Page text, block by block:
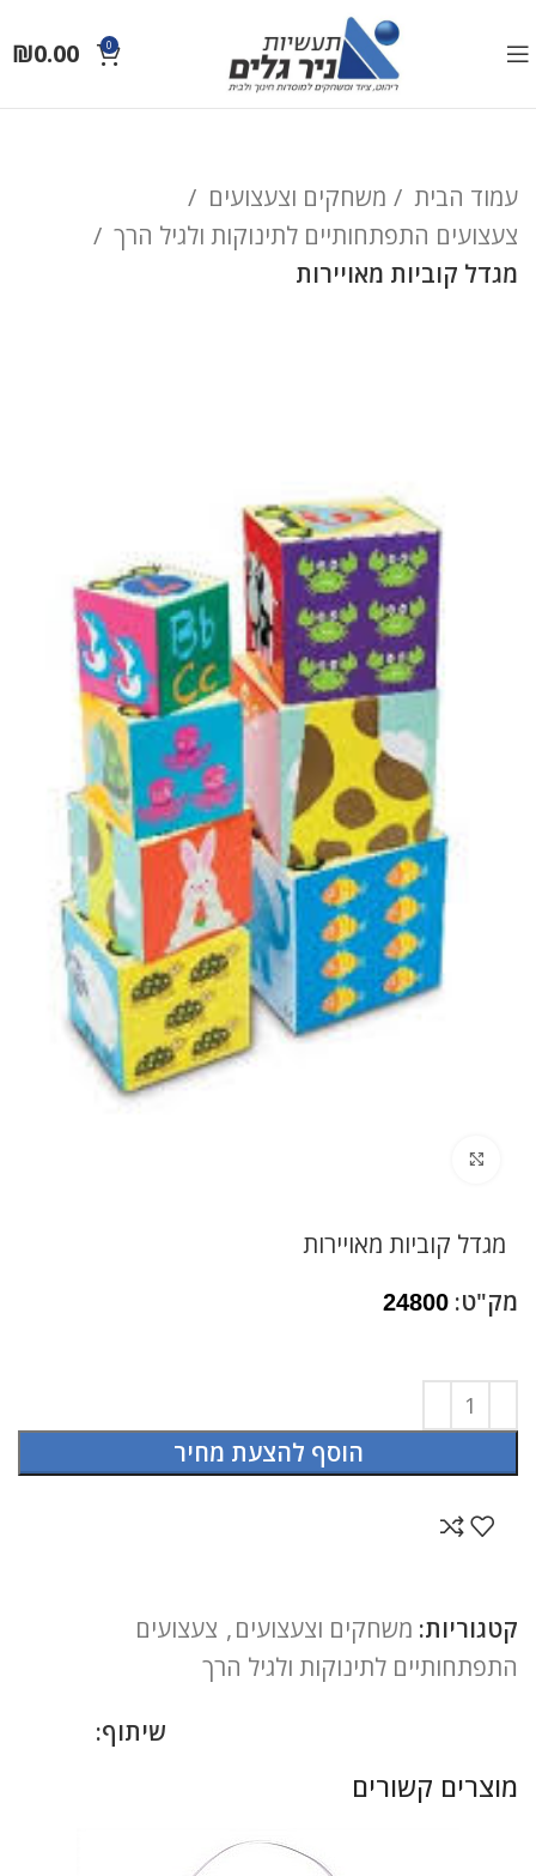
0
₪0.00
עמוד הבית
משחקים וצעצועים
צעצועים התפתחותיים לתינוקות ולגיל הרך
מגדל קוביות מאויירות
מגדל קוביות מאויירות
מק"ט: 24800
הוסף להצעת מחיר
קטגוריות: משחקים וצעצועים, צעצועים
התפתחותיים לתינוקות ולגיל הרך
שיתוף:
מוצרים קשורים